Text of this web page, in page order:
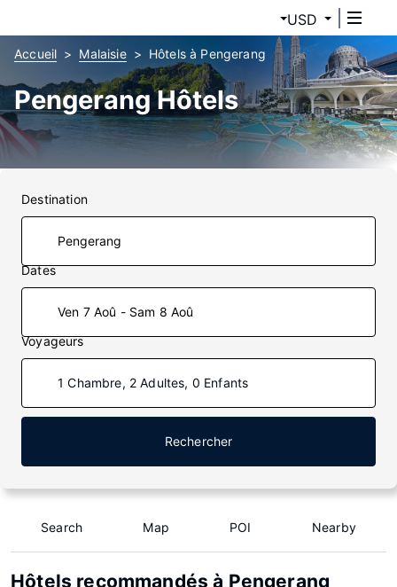
USD
Accueil Malaisie Hôtels à Pengerang
Pengerang Hôtels
Destination
Dates
Ven 7 Aoû - Sam 8 Aoû
Voyageurs
1 Chambre, 2 Adultes, 0 Enfants
Rechercher
Search Map POI Nearby
Hôtels recommandés à Pengerang